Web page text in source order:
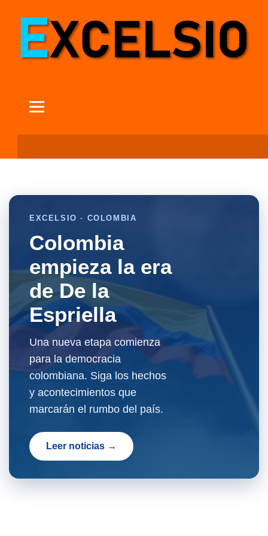
EXCELSIO · COLOMBIA
Colombia
empieza la era
de De la
Espriella
Una nueva etapa comienza
para la democracia
colombiana. Siga los hechos
y acontecimientos que
marcarán el rumbo del país.
Leer noticias →